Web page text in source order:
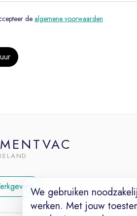
de algemene voorwaarden
We gebruiken
werken. Met jouw